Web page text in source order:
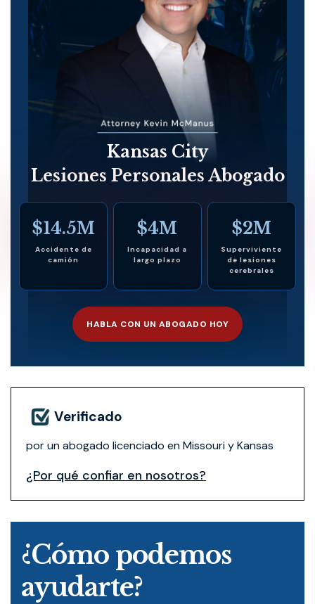
Kansas City
Lesiones Personales Abogado
$14.5M
Accidente de
camión
$4M
Incapacidad a
largo plazo
$2M
Superviviente
de lesiones
cerebrales
HABLA CON UN ABOGADO HOY
Verificado
por un abogado licenciado en Missouri y Kansas
¿Por qué confiar en nosotros?
¿Cómo podemos
ayudarte?